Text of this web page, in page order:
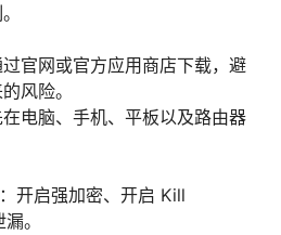
官网或官方应用商店下载，避
风险。
电脑、手机、平板以及路由器
开启强加密、开启 Kill
。